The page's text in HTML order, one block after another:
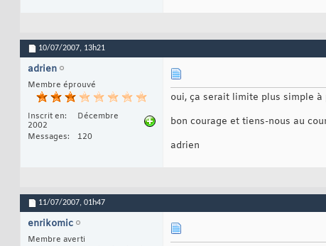
10/07/2007, 13h21
adrien
Membre éprouvé
Inscrit en
Décembre
2002
Messages
120
oui, ça serait limite plus simple
bon courage et tiens-nous au
adrien
11/07/2007, 01h47
enrikomic
Membre averti